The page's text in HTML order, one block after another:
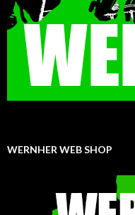
WERNHER WEB SHOP